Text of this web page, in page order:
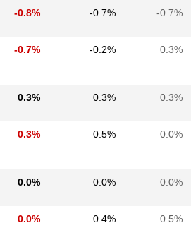
-0.8% -0.7% -0.7%
-0.7% -0.2% 0.3%
0.3% 0.3% 0.3%
0.3% 0.5% 0.0%
0.0% 0.0% 0.0%
0.0% 0.4% 0.5%